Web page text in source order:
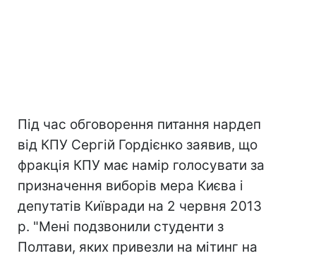
Під час обговорення питання нардеп
від КПУ Сергій Гордієнко заявив, що
фракція КПУ має намір голосувати за
призначення виборів мера Києва і
депутатів Київради на 2 червня 2013
р. "Мені подзвонили студенти з
Полтави, яких привезли на мітинг на